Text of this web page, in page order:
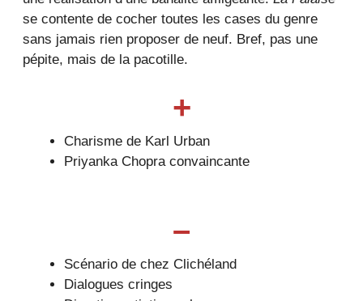
se contente de cocher toutes les cases du genre
sans jamais rien proposer de neuf. Bref, pas une
pépite, mais de la pacotille.
+
Charisme de Karl Urban
Priyanka Chopra convaincante
–
Scénario de chez Clichéland
Dialogues cringes